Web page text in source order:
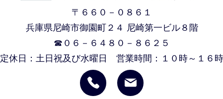
〒６６０－０８６１
兵庫県尼崎市御園町２４ 尼崎第一ビル８階
☎０６－６４８０－８６２５
​定休日：土日祝及び水曜日 営業時間：１０時～１６時